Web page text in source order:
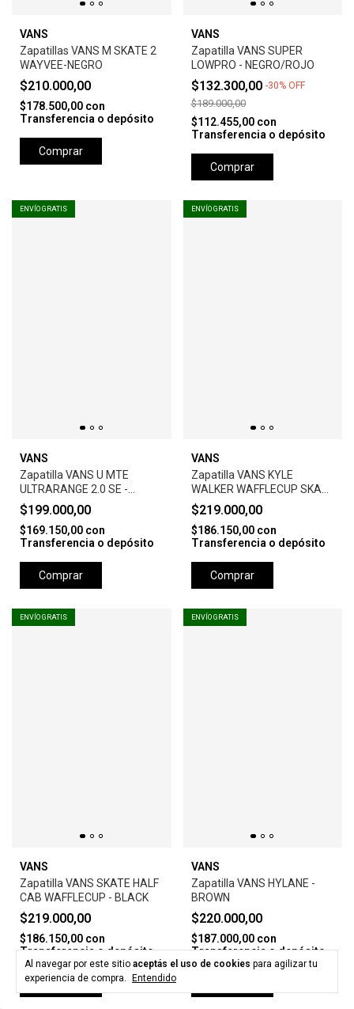
Al navegar por este sitio aceptás el uso de cookies para agilizar tu
experiencia de compra.
Entendido
VANS
Zapatillas VANS M SKATE 2
WAYVEE-NEGRO
$210.000,00
$178.500,00 con
Transferencia o depósito
Comprar
VANS
Zapatilla VANS SUPER
LOWPRO - NEGRO/ROJO
$132.300,00 -30% OFF
$189.000,00
$112.455,00 con
Transferencia o depósito
Comprar
ENVÍO GRATIS
VANS
Zapatilla VANS U MTE
ULTRARANGE 2.0 SE -
BROWN
$199.000,00
$169.150,00 con
Transferencia o depósito
Comprar
ENVÍO GRATIS
VANS
Zapatilla VANS KYLE
WALKER WAFFLECUP SKATE
- BROWN
$219.000,00
$186.150,00 con
Transferencia o depósito
Comprar
ENVÍO GRATIS
VANS
Zapatilla VANS SKATE HALF
CAB WAFFLECUP - BLACK
$219.000,00
$186.150,00 con
Transferencia o depósito
Comprar
ENVÍO GRATIS
VANS
Zapatilla VANS HYLANE -
BROWN
$220.000,00
$187.000,00 con
Transferencia o depósito